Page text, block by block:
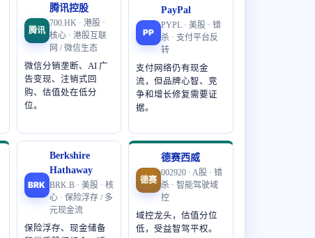
腾讯
腾讯控股
700.HK · 港股 ·
核心 · 港股互联
网 / 微信生态
微信分销垄断、AI 广
告变现、注销式回
购、估值处在低分
位。
PP
PayPal
PYPL · 美股 · 错
杀 · 支付平台反
转
支付网络仍有现金
流，但品牌心智、竞
争和增长修复需要证
据。
BRK
Berkshire
Hathaway
BRK.B · 美股 · 核
心 · 保险浮存 / 多
元现金流
保险浮存、现金储备
德赛
德赛西威
002920 · A股 · 错
杀 · 智能驾驶域
控
域控龙头，估值分位
低，受益智驾平权。